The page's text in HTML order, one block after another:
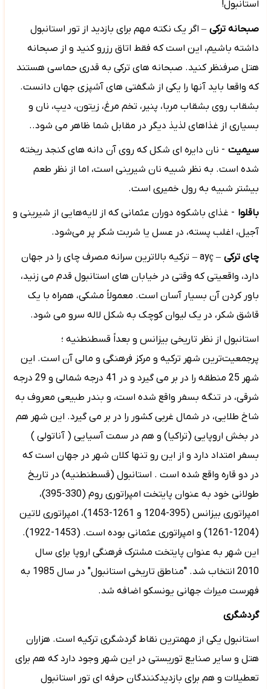
استانبول!
صبحانه ترکی – اگر یک نکته مهم برای بازدید از تور استانبول
داشته باشیم، این است که فقط اتاق رزرو کنید و از صبحانه
هتل صرفنظر کنید. صبحانه های ترکی به قدری حماسی هستند
که واقعا باید آنها را یکی از شگفتی های آشپزی جهان دانست.
بشقاب روی بشقاب مربا، پنیر، تخم مرغ، زیتون، دیپ، نان و
بسیاری از غذاهای لذیذ دیگر در مقابل شما ظاهر می شود..
سیمیت - نان دایره ای شکل که روی آن دانه های کنجد ریخته
شده است. به نظر شبیه نان شیرینی است، اما از نظر طعم
بیشتر شبیه به رول خمیری است.
باقلوا - غذای باشکوه دوران عثمانی که از لایه‌هایی از شیرینی و
آجیل، اغلب پسته، در عسل یا شربت شکر پر می‌شود.
چای ترکی –
ç
ay
– ترکیه بالاترین سرانه مصرف چای را در جهان
دارد، واقعیتی که وقتی در خیابان های استانبول قدم می زنید،
باور کردن آن بسیار آسان است. معمولاً مشکی، همراه با یک
قاشق شکر، در یک لیوان کوچک به شکل لاله سرو می شود.
استانبول از نظر تاریخی بیزانس و بعداً قسطنطنیه ؛
پرجمعیت‌ترین شهر ترکیه و مرکز فرهنگی و مالی آن است. این
شهر 25 منطقه را در بر می گیرد و در 41 درجه شمالی و 29 درجه
شرقی، در تنگه بسفر واقع شده است، و بندر طبیعی معروف به
شاخ طلایی، در شمال غربی کشور را در بر می گیرد. این شهر هم
در بخش اروپایی (تراکیا) و هم در سمت آسیایی ( آناتولی )
بسفر امتداد دارد و از این رو تنها کلان شهر در جهان است که
در دو قاره واقع شده است . استانبول (قسطنطنیه) در تاریخ
طولانی خود به عنوان پایتخت امپراتوری روم (330-395)،
امپراتوری بیزانس (395-1204 و 1261-1453)، امپراتوری لاتین
(1204-1261) و امپراتوری عثمانی بوده است. (1453-1922).
این شهر به عنوان پایتخت مشترک فرهنگی اروپا برای سال
2010 انتخاب شد. "مناطق تاریخی استانبول" در سال 1985 به
فهرست میراث جهانی یونسکو اضافه شد.
گردشگری
استانبول یکی از مهمترین نقاط گردشگری ترکیه است. هزاران
هتل و سایر صنایع توریستی در این شهر وجود دارد که هم برای
تعطیلات و هم برای بازدیدکنندگان حرفه ای تور استانبول